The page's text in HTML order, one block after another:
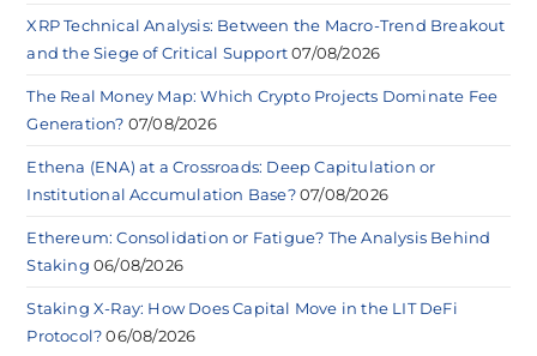
XRP Technical Analysis: Between the Macro-Trend Breakout
and the Siege of Critical Support 07/08/2026
The Real Money Map: Which Crypto Projects Dominate Fee
Generation? 07/08/2026
Ethena (ENA) at a Crossroads: Deep Capitulation or
Institutional Accumulation Base? 07/08/2026
Ethereum: Consolidation or Fatigue? The Analysis Behind
Staking 06/08/2026
Staking X-Ray: How Does Capital Move in the LIT DeFi
Protocol? 06/08/2026